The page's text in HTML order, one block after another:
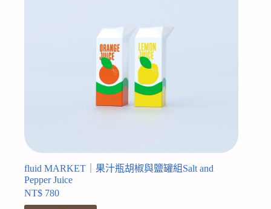
fluid MARKET｜果汁瓶胡椒與鹽罐組Salt and
Pepper Juice
NT$ 780